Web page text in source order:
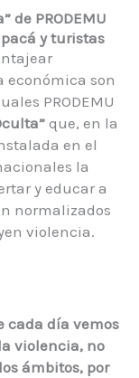
de PRODEMU
y turistas
económica son
PRODEMU
que, en la
en el
la
y educar a
normalizados
violencia.
cada día vemos
violencia, no
ámbitos, por